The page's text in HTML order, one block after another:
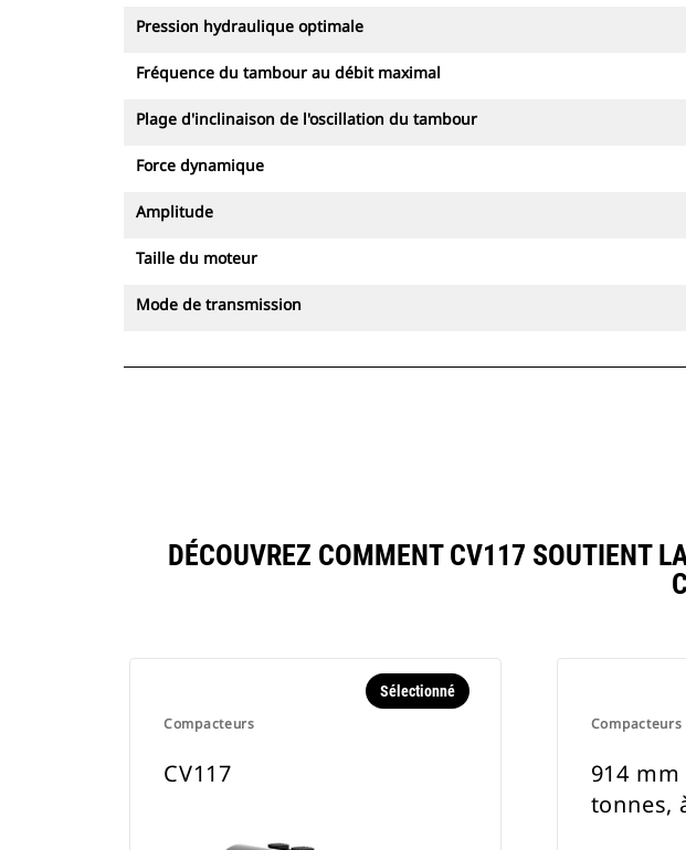
Pression hydraulique optimale
Fréquence du tambour au débit maximal
Plage d'inclinaison de l'oscillation du tambour
Force dynamique
Amplitude
Taille du moteur
Mode de transmission
DÉCOUVREZ COMMENT CV117 SOUTIENT
Compacteurs
Sélectionné
CV117
Compacteurs
914 mm
tonnes,